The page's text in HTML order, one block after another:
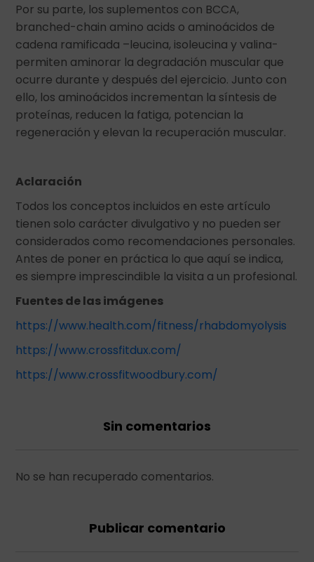
Por su parte, los suplementos con BCCA,
branched-chain amino acids o aminoácidos de
cadena ramificada –leucina, isoleucina y valina-
permiten aminorar la degradación muscular que
ocurre durante y después del ejercicio. Junto con
ello, los aminoácidos incrementan la síntesis de
proteínas, reducen la fatiga, potencian la
regeneración y elevan la recuperación muscular.
Aclaración
Todos los conceptos incluidos en este artículo
tienen solo carácter divulgativo y no pueden ser
considerados como recomendaciones personales.
Antes de poner en práctica lo que aquí se indica,
es siempre imprescindible la visita a un profesional.
Fuentes de las imágenes
https://www.health.com/fitness/rhabdomyolysis
https://www.crossfitdux.com/
https://www.crossfitwoodbury.com/
Sin comentarios
No se han recuperado comentarios.
Publicar comentario